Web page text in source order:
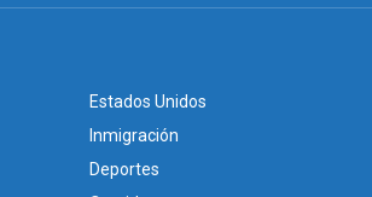
Estados Unidos
Inmigración
Deportes